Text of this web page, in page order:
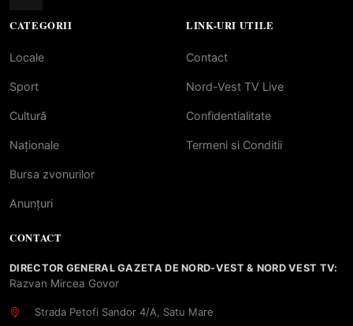
CATEGORII
Locale
Sport
Cultură
Naționale
Bursa zvonurilor
Anunțuri
LINK-URI UTILE
Contact
Nord-Vest TV Live
Confidentialitate
Termeni si Conditii
CONTACT
DIRECTOR GENERAL GAZETA DE NORD-VEST & NORD VEST TV:
Razvan Mircea Govor
Strada Petofi Sandor 4/A, Satu Mare